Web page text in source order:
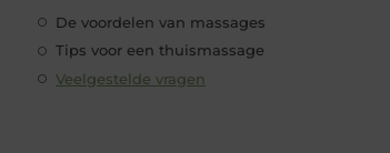
De voordelen van massages
Tips voor een thuismassage
Veelgestelde vragen